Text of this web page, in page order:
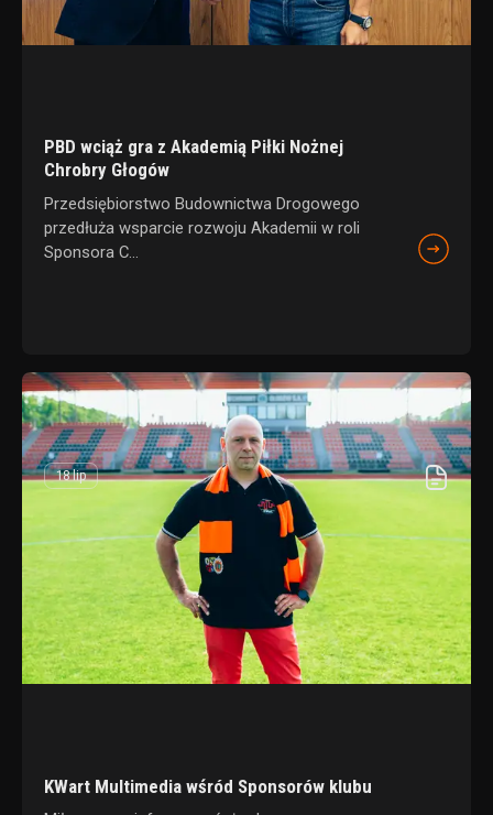
PBD wciąż gra z Akademią Piłki Nożnej
Chrobry Głogów
Przedsiębiorstwo Budownictwa Drogowego
przedłuża wsparcie rozwoju Akademii w roli
Sponsora C...
18 lip
KWart Multimedia wśród Sponsorów klubu